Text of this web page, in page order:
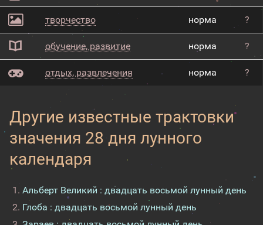
творчество норма ?
обучение, развитие норма ?
отдых, развлечения норма ?
Другие известные трактовки
значения 28 дня лунного
календаря
Альберт Великий : двадцать восьмой лунный день
Глоба : двадцать восьмой лунный день